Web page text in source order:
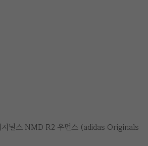
지널스 NMD R2 우먼스 (adidas Originals